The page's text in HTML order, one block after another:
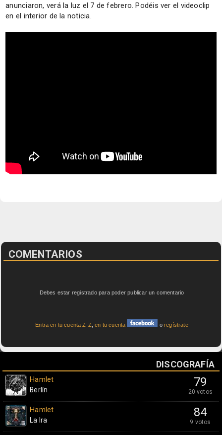
anunciaron, verá la luz el 7 de febrero. Podéis ver el videoclip
en el interior de la noticia.
COMENTARIOS
Debes estar registrado para poder publicar un comentario
Entra en tu cuenta Z-Z ,en tu cuenta oregístrate
DISCOGRAFÍA
79
20 votos
Hamlet
Berlín
84
9 votos
Hamlet
La Ira